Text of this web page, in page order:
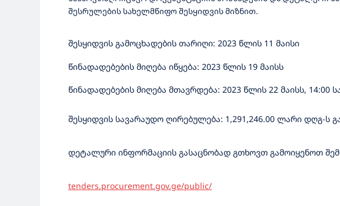
ᲡᲐᲤᲣᲫᲕᲔᲚᲖᲔ, ᲡᲐᲛᲨᲔᲜᲔᲑᲚᲝ
შესრულების სახელმწიფო შესყიდვის მიზნით.
შესყიდვის გამოცხადების თარიღი: 2023 წლის 11 მაისი
წინადადებების მიღება იწყება: 2023 წლის 19 მაისს
წინადადებების მიღება მთავრდება: 2023 წლის 22 მაისს, 14:00
შესყიდვის სავარაუდო ღირებულება: 1,291,246.00 ლარი დღგ-ს
დეტალური ინფორმაციის გასაცნობად გთხოვთ გამოიყენოთ
tenders.procurement.gov.ge/public/